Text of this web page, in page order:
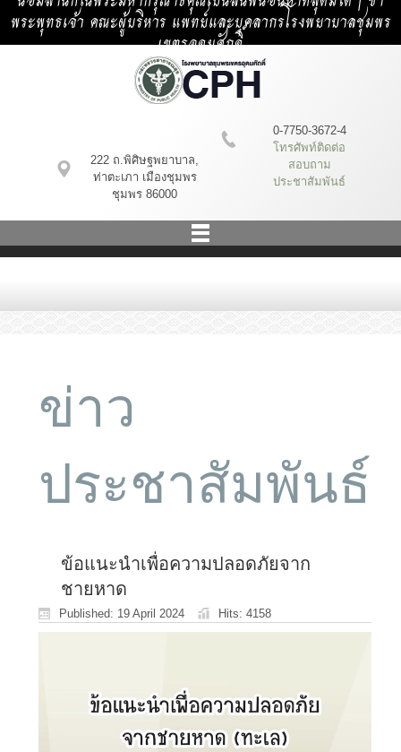
พระพุทธเจ้า คณะผู้บริหาร แพทย์และบุคลากรโรงพยาบาลชุมพร
เขตรอุดมศักดิ์
222 ถ.พิศิษฐพยาบาล,
ท่าตะเภา เมืองชุมพร
ชุมพร 86000
0-7750-3672-4
โทรศัพท์ติดต่อ
สอบถาม
ประชาสัมพันธ์
ข่าว
ประชาสัมพันธ์
ข้อแนะนำเพื่อความปลอดภัยจาก
ชายหาด
Published: 19 April 2024 Hits: 4158